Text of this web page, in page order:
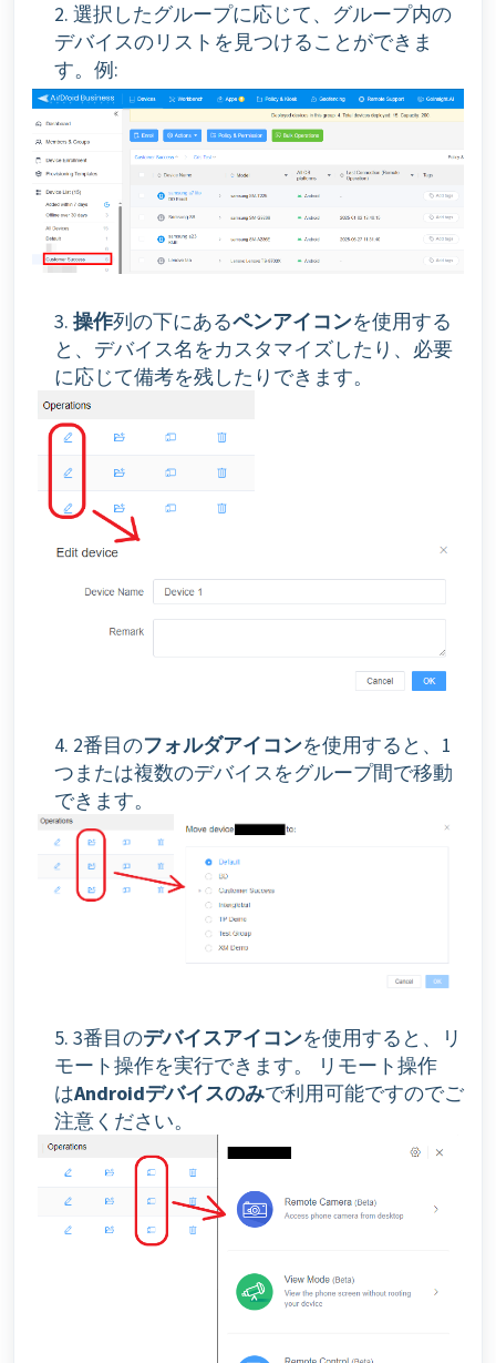
2. 選択したグループに応じて、グループ内の
デバイスのリストを見つけることができま
す。例:
3. 操作列の下にあるペンアイコンを使用する
と、デバイス名をカスタマイズしたり、必要
に応じて備考を残したりできます。
4. 2番目のフォルダアイコンを使用すると、1
つまたは複数のデバイスをグループ間で移動
できます。
5. 3番目のデバイスアイコンを使用すると、リ
モート操作を実行できます。
リモート操作
はAndroidデバイスのみで利用可能ですのでご
注意ください。